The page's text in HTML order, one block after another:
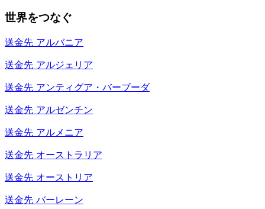
世界をつなぐ
送金先 アルバニア
送金先 アルジェリア
送金先 アンティグア・バーブーダ
送金先 アルゼンチン
送金先 アルメニア
送金先 オーストラリア
送金先 オーストリア
送金先 バーレーン